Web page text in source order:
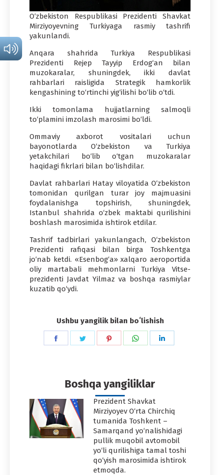
O‘zbekiston Respublikasi Prezidenti Shavkat
Mirziyoyevning Turkiyaga rasmiy tashrifi
yakunlandi.
Anqara shahrida Turkiya Respublikasi
Prezidenti Rejep Tayyip Erdog‘an bilan
muzokaralar, shuningdek, ikki davlat
rahbarlari raisligida Strategik hamkorlik
kengashining to‘rtinchi yig‘ilishi bo‘lib o‘tdi.
Ikki tomonlama hujjatlarning salmoqli
to‘plamini imzolash marosimi bo‘ldi.
Ommaviy axborot vositalari uchun
bayonotlarda O‘zbekiston va Turkiya
yetakchilari bo‘lib o‘tgan muzokaralar
haqidagi fikrlari bilan bo‘lishdilar.
Davlat rahbarlari Hatay viloyatida O‘zbekiston
tomonidan qurilgan turar joy majmuasini
foydalanishga topshirish, shuningdek,
Istanbul shahrida o‘zbek maktabi qurilishini
boshlash marosimida ishtirok etdilar.
Tashrif tadbirlari yakunlangach, O‘zbekiston
Prezidenti rafiqasi bilan birga Toshkentga
jo‘nab ketdi. «Esenbog‘a» xalqaro aeroportida
oliy martabali mehmonlarni Turkiya Vitse-
prezidenti Javdat Yilmaz va boshqa rasmiylar
kuzatib qo‘ydi.
Ushbu yangilik bilan boʻlishish
Share
Share
Share
Share
Boshqa yangiliklar
Prezident Shavkat
Mirziyoyev O‘rta Chirchiq
tumanida Toshkent –
Samarqand yo‘nalishidagi
pullik muqobil avtomobil
yo‘li qurilishiga tamal toshi
qo‘yish marosimida ishtirok
etmoqda.